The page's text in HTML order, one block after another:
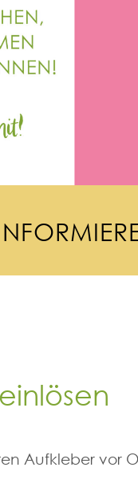
NFORMIER
Aufkleber vor